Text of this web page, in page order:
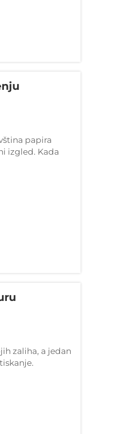
papira
izgled. Kada
tr...
zaliha, a jedan